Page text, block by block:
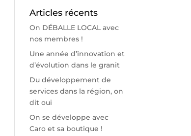
Articles récents
On DÉBALLE LOCAL avec
nos membres !
Une année d’innovation et
d’évolution dans le granit
Du développement de
services dans la région, on
dit oui
On se développe avec
Caro et sa boutique !